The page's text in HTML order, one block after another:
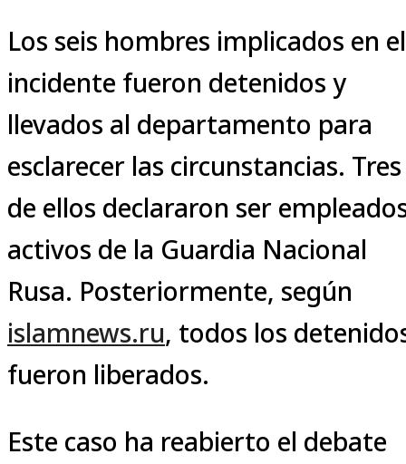
Los seis hombres implicados en el
incidente fueron detenidos y
llevados al departamento para
esclarecer las circunstancias. Tres
de ellos declararon ser
activos de la Guardia Nacional
Rusa. Posteriormente, según
islamnews.ru, todos los
fueron liberados.
Este caso ha reabierto el debate